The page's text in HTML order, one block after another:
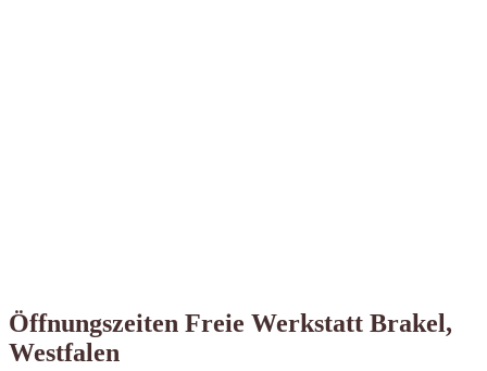
Öffnungszeiten Freie Werkstatt Brakel,
Westfalen